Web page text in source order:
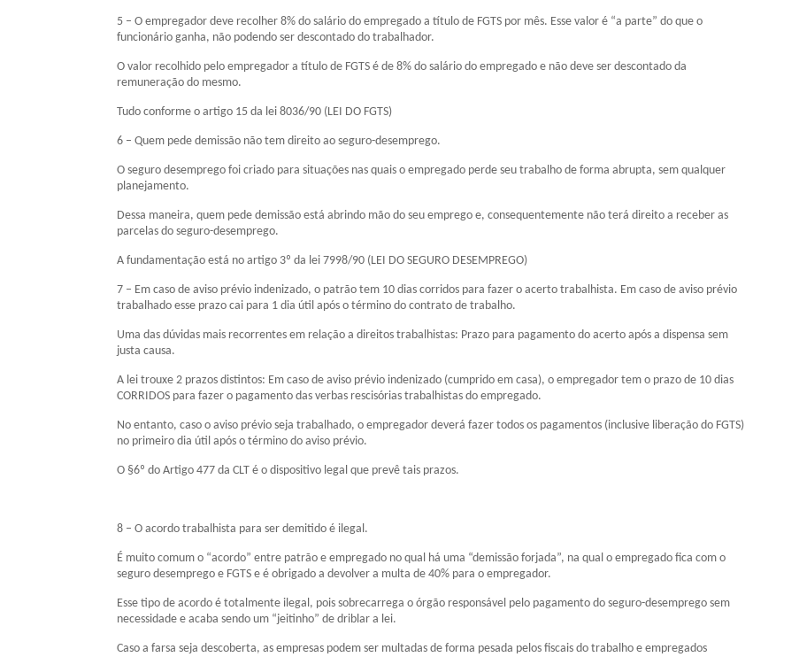
5 – O empregador deve recolher 8% do salário do empregado a título de FGTS por mês. Esse valor é “a parte” do que o
funcionário ganha, não podendo ser descontado do trabalhador.
O valor recolhido pelo empregador a título de FGTS é de 8% do salário do empregado e não deve ser descontado da
remuneração do mesmo.
Tudo conforme o artigo 15 da lei 8036/90 (LEI DO FGTS)
6 – Quem pede demissão não tem direito ao seguro-desemprego.
O seguro desemprego foi criado para situações nas quais o empregado perde seu trabalho de forma abrupta, sem qualquer
planejamento.
Dessa maneira, quem pede demissão está abrindo mão do seu emprego e, consequentemente não terá direito a receber as
parcelas do seguro-desemprego.
A fundamentação está no artigo 3º da lei 7998/90 (LEI DO SEGURO DESEMPREGO)
7 – Em caso de aviso prévio indenizado, o patrão tem 10 dias corridos para fazer o acerto trabalhista. Em caso de aviso prévio
trabalhado esse prazo cai para 1 dia útil após o término do contrato de trabalho.
Uma das dúvidas mais recorrentes em relação a direitos trabalhistas: Prazo para pagamento do acerto após a dispensa sem
justa causa.
A lei trouxe 2 prazos distintos: Em caso de aviso prévio indenizado (cumprido em casa), o empregador tem o prazo de 10 dias
CORRIDOS para fazer o pagamento das verbas rescisórias trabalhistas do empregado.
No entanto, caso o aviso prévio seja trabalhado, o empregador deverá fazer todos os pagamentos (inclusive liberação do FGTS)
no primeiro dia útil após o término do aviso prévio.
O §6º do Artigo 477 da CLT é o dispositivo legal que prevê tais prazos.
8 – O acordo trabalhista para ser demitido é ilegal.
É muito comum o “acordo” entre patrão e empregado no qual há uma “demissão forjada”, na qual o empregado fica com o
seguro desemprego e FGTS e é obrigado a devolver a multa de 40% para o empregador.
Esse tipo de acordo é totalmente ilegal, pois sobrecarrega o órgão responsável pelo pagamento do seguro-desemprego sem
necessidade e acaba sendo um “jeitinho” de driblar a lei.
Caso a farsa seja descoberta, as empresas podem ser multadas de forma pesada pelos fiscais do trabalho e empregados